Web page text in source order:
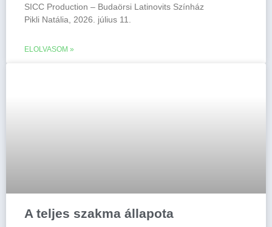
SICC Production – Budaörsi Latinovits Színház
Pikli Natália, 2026. július 11.
ELOLVASOM »
A teljes szakma állapota